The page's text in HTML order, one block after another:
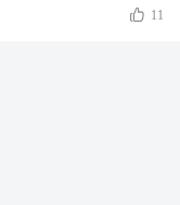
 11